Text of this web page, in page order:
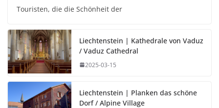
Touristen, die die Schönheit der
Liechtenstein | Kathedrale von Vaduz
/ Vaduz Cathedral
2025-03-15
Liechtenstein | Planken das schöne
Dorf / Alpine Village